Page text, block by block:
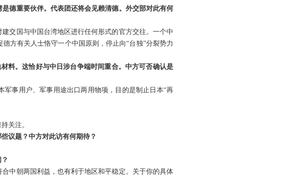
德重要伙伴。代表团还将会见赖清德。外交部对此有何
交国与中国台湾地区进行任何形式的官方交往。一个中
方有关人士恪守一个中国原则，停止向“台独”分裂势力
料。这恰好与中日涉台争端时间重合。中方可否确认是
事用户、军事用途出口两用物项，目的是制止日本“再
关注。
议题？中方对此访有何期待？
中朝两国利益，也有利于地区和平稳定。关于你的具体